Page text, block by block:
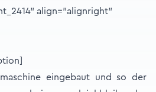
align="alignright"
eingebaut und so der